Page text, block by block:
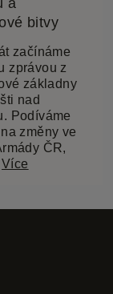
bitvy
začínáme
zprávou z
základny
nad
Podíváme
změny ve
ČR,
Více